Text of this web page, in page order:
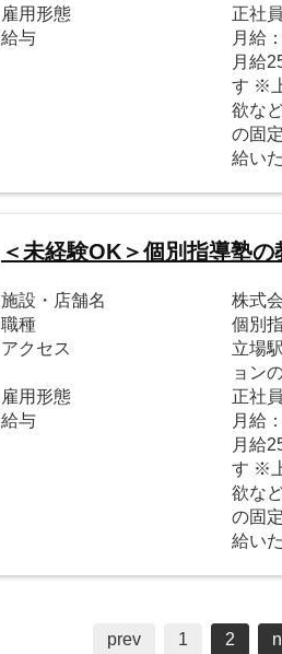
雇用形態
正社員
給与
月給
月給
す ※
欲な
の固
給い
＜未経験OK＞個別指導塾
施設・店舗名
株式
職種
個別
アクセス
立場
ョン
雇用形態
正社員
給与
月給
月給
す ※
欲な
の固
給い
prev 1 2